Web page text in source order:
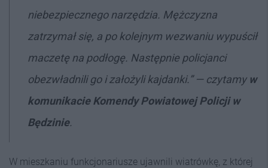
niebezpiecznego narzędzia. Mężczyzna
zatrzymał się, a po kolejnym wezwaniu wypuścił
maczetę na podłogę. Następnie policjanci
obezwładnili go i założyli kajdanki.” — czytamy w
komunikacie Komendy Powiatowej Policji w
Będzinie.
W mieszkaniu funkcjonariusze ujawnili wiatrówkę, z której